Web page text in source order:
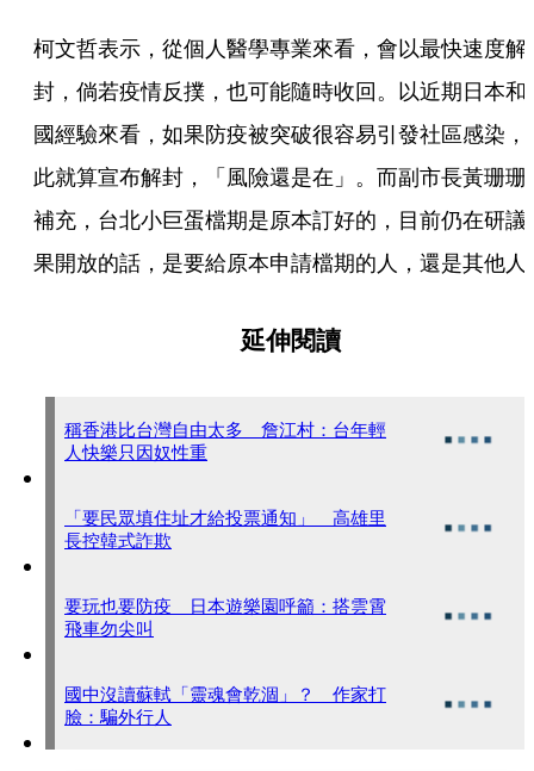
柯文哲表示，從個人醫學專業來看，會以最快速度解
封，倘若疫情反撲，也可能隨時收回。以近期日本和
國經驗來看，如果防疫被突破很容易引發社區感染，
此就算宣布解封，「風險還是在」。而副市長黃珊珊
補充，台北小巨蛋檔期是原本訂好的，目前仍在研議
果開放的話，是要給原本申請檔期的人，還是其他人
延伸閱讀
稱香港比台灣自由太多 詹江村：台年輕
人快樂只因奴性重
「要民眾填住址才給投票通知」 高雄里
長控韓式詐欺
要玩也要防疫 日本遊樂園呼籲：搭雲霄
飛車勿尖叫
國中沒讀蘇軾「靈魂會乾涸」？ 作家打
臉：騙外行人